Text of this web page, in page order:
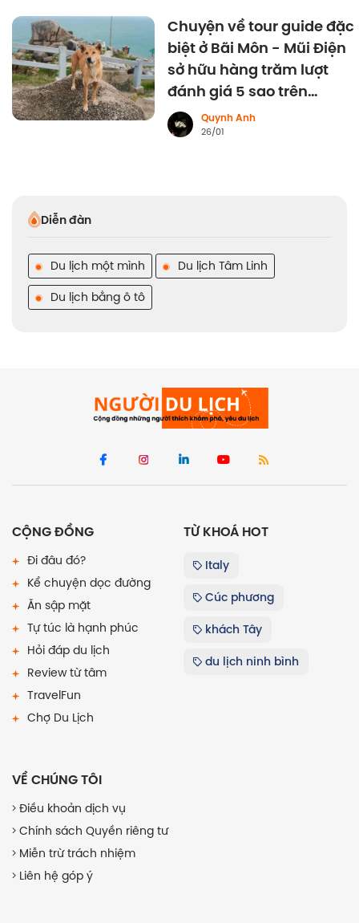
Chuyện về tour guide đặc
biệt ở Bãi Môn - Mũi Điện
sở hữu hàng trăm lượt
đánh giá 5 sao trên
GoogleQuynh Anh
26/01
Diễn đàn
Du lịch một mình
Du lịch Tâm Linh
Du lịch bằng ô tô
CỘNG ĐỒNG
Đi đâu đó?
Kể chuyện dọc đường
Ăn sập mặt
Tự túc là hạnh phúc
Hỏi đáp du lịch
Review từ tâm
TravelFun
Chợ Du Lịch
TỪ KHOÁ HOT
Italy
Cúc phương
khách Tây
du lịch ninh bình
VỀ CHÚNG TÔI
Điều khoản dịch vụ
Chính sách Quyền riêng tư
Miễn trừ trách nhiệm
Liên hệ góp ý